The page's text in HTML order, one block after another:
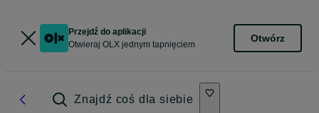
Przejdź do aplikacji
Otwieraj OLX jednym tapnięciem
Otwórz
Znajdź coś dla siebie